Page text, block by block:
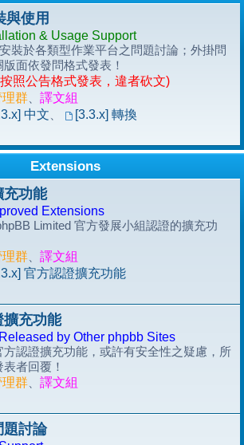
與使用
& Usage Support
裝於各類型作業平台之問題討論；外掛問
面依發問格式發表！
照公告格式發表，違者砍文)
理群
譯文組
中文
[3.3.x] 轉換
Extensions
充功能
Extensions
Limited 官方發展小組認證的擴充功
理群
譯文組
官方認證擴充功能
擴充功能
by Other phpbb Sites
方認證擴充功能，或許有安全性之疑慮，所
者回覆！
理群
譯文組
題討論